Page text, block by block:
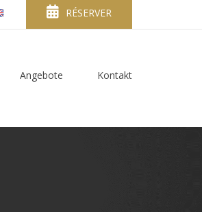
RÉSERVER
Angebote Kontakt